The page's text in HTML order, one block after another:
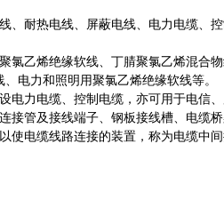
耐热电线、屏蔽电线、电力电缆、
乙烯绝缘软线、丁腈聚氯乙烯混合
电力和照明用聚氯乙烯绝缘软线等。
力电缆、控制电缆，亦可用于电信、
管及接线端子、钢板接线槽、电缆桥
电缆线路连接的装置，称为电缆中间